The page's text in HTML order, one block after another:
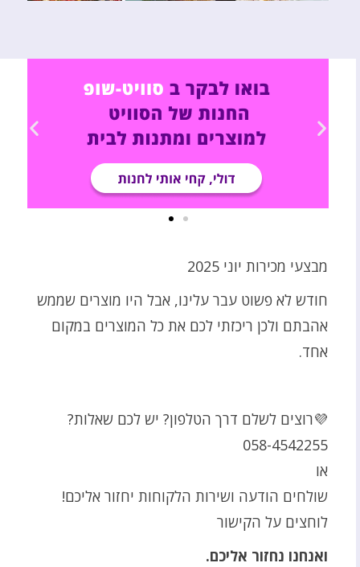
מבצעי מכירות יוני 2025
חודש לא פשוט עבר עלינו, אבל היו מוצרים שממש
אהבתם ולכן ריכזתי לכם את כל המוצרים במקום
אחד.
💜רוצים לשלם דרך הטלפון? יש לכם שאלות?
‭058-4542255‬‬‬
או
שולחים הודעה ושירות הלקוחות יחזור אליכם!
לוחצים על הקישור
ואנחנו נחזור אליכם.